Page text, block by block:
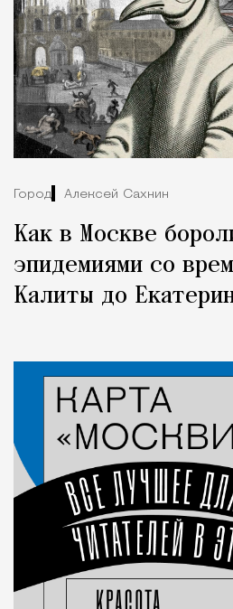
Город Алексей Сахнин
Как в Москве
эпидемиями со
Калиты до